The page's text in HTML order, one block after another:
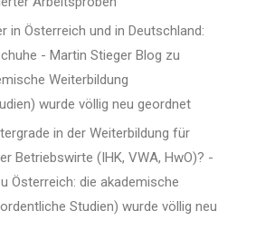
in Österreich und in Deutschland:
- Martin Stieger Blog zu
Weiterbildung
wurde völlig neu geordnet
in der Weiterbildung für
Betriebswirte (IHK, VWA, HwO)? -
Österreich: die akademische
Studien) wurde völlig neu